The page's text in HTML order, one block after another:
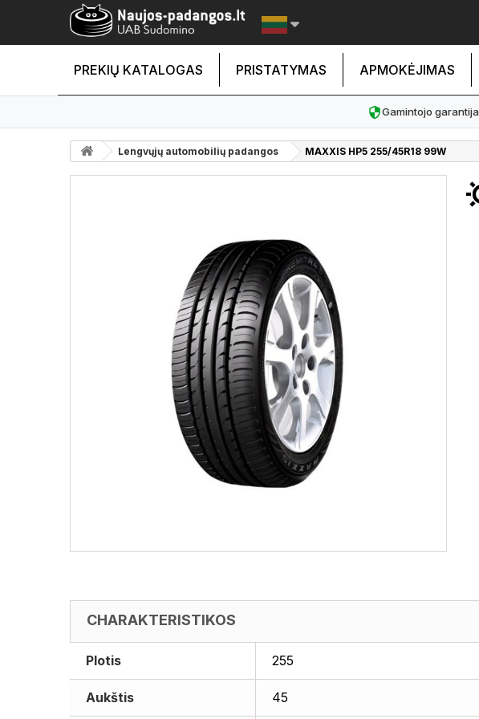
PREKIŲ KATALOGAS PRISTATYMAS APMOKĖJIMAS
Gamintojo garantija
Lengvųjų automobilių padangos MAXXIS HP5 255/45R18 99W
CHARAKTERISTIKOS
Plotis 255
Aukštis 45